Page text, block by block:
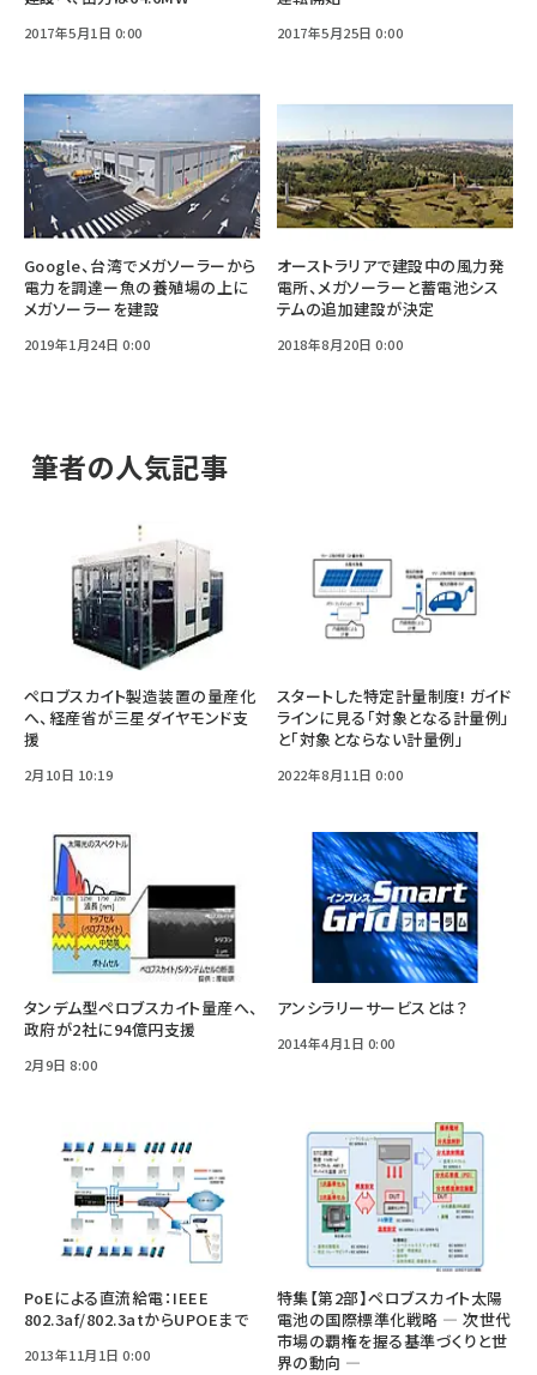
2017年5月1日 0:00 2017年5月25日 0:00
Google、台湾でメガソーラーから
電力を調達ー魚の養殖場の上に
メガソーラーを建設
2019年1月24日 0:00
オーストラリアで建設中の風力発
電所、メガソーラーと蓄電池シス
テムの追加建設が決定
2018年8月20日 0:00
筆者の人気記事
ペロブスカイト製造装置の量産化
へ、経産省が三星ダイヤモンド支
援
2月10日 10:19
スタートした特定計量制度! ガイド
ラインに見る「対象となる計量例」
と「対象とならない計量例」
2022年8月11日 0:00
タンデム型ペロブスカイト量産へ、
政府が2社に94億円支援
2月9日 8:00
アンシラリーサービスとは？
2014年4月1日 0:00
PoEによる直流給電：IEEE
802.3af/802.3atからUPOEまで
2013年11月1日 0:00
特集【第2部】ペロブスカイト太陽
電池の国際標準化戦略 ― 次世代
市場の覇権を握る基準づくりと世
界の動向 ―